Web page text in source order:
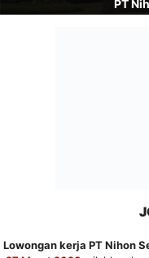
PT
Lowongan kerja PT Nihon